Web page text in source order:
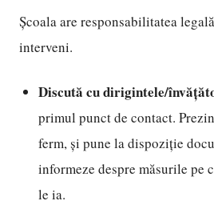
Școala are responsabilitatea
interveni.
Discută cu dirigintele/
primul punct de contact.
ferm, și pune la dispoziție
informeze despre măsurile pe
le ia.